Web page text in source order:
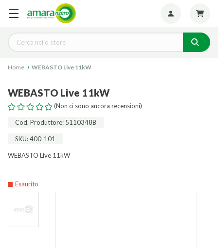
Cerca
Home WEBASTO Live 11kW
WEBASTO Live 11kW
(Non ci sono ancora recensioni)
Cod. Produttore: 5110348B
SKU: 400-101
WEBASTO Live 11kW
Esaurito